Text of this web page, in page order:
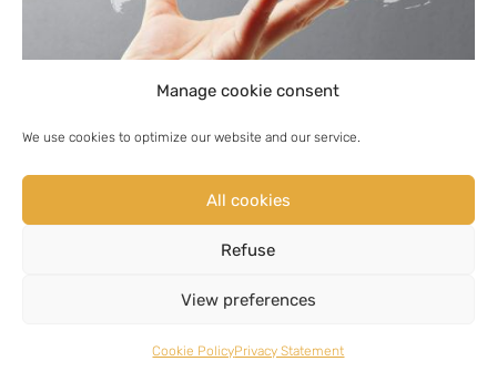
Manage cookie consent
We use cookies to optimize our website and our service.
All cookies
Refuse
View preferences
Cookie PolicyPrivacy Statement
[/av_tab_sub_section][av_tab_sub_section
tab_title=’Contractor Community’
vertical_align=’middle’ icon_select=’icon_top’
tab_image_style=” color=” background_color=” src=”